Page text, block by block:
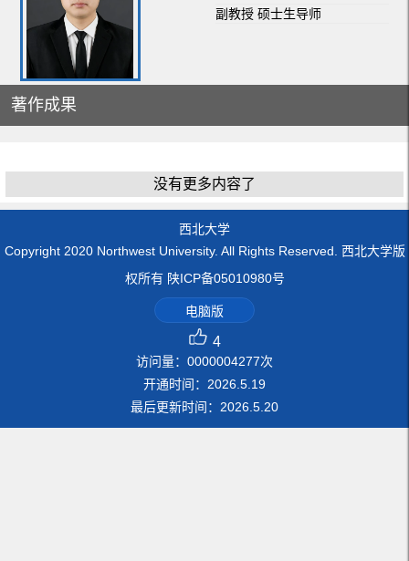
副教授 硕士生导师
著作成果
没有更多内容了
西北大学
Copyright 2020 Northwest University. All Rights Reserved. 西北大学版
权所有 陕ICP备05010980号
电脑版
4
访问量： 0000004277次
开通时间： 2026 5 19
最后更新时间： 2026 5 20